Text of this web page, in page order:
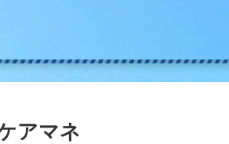
アマネ